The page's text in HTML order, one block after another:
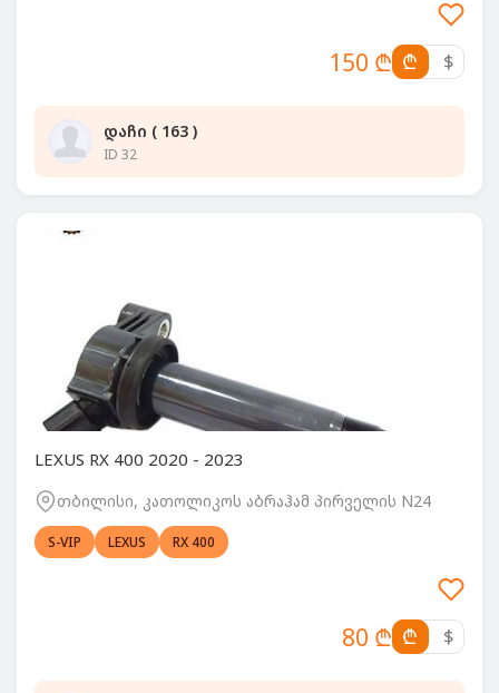
150 ₾ ₾ $
დაჩი ( 163 )
ID 32
LEXUS RX 400 2020 - 2023
თბილისი, კათოლიკოს აბრაჰამ პირველის N24
S-VIP LEXUS RX 400
80 ₾ ₾ $